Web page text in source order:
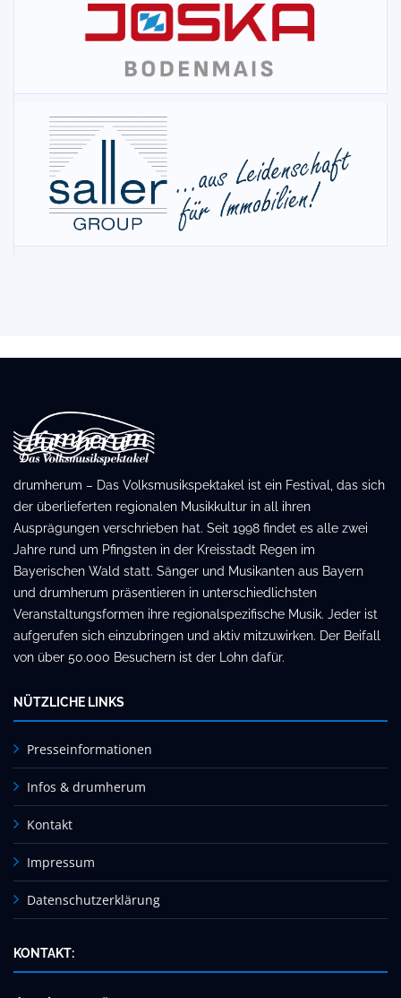
drumherum – Das Volksmusikspektakel ist ein Festival, das sich
der überlieferten regionalen Musikkultur in all ihren
Ausprägungen verschrieben hat. Seit 1998 findet es alle zwei
Jahre rund um Pfingsten in der Kreisstadt Regen im
Bayerischen Wald statt. Sänger und Musikanten aus Bayern
und drumherum präsentieren in unterschiedlichsten
Veranstaltungsformen ihre regionalspezifische Musik. Jeder ist
aufgerufen sich einzubringen und aktiv mitzuwirken. Der Beifall
von über 50.000 Besuchern ist der Lohn dafür.
NÜTZLICHE LINKS
Presseinformationen
Infos & drumherum
Kontakt
Impressum
Datenschutzerklärung
KONTAKT: